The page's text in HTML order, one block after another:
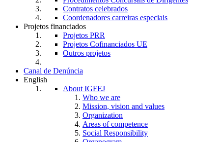
Contratos celebrados
Coordenadores carreiras especiais
Projetos financiados
Projetos PRR
Projetos Cofinanciados UE
Outros projetos
Canal de Denúncia
English
About IGFEJ
Who we are
Mission, vision and values
Organization
Areas of competence
Social Responsibility